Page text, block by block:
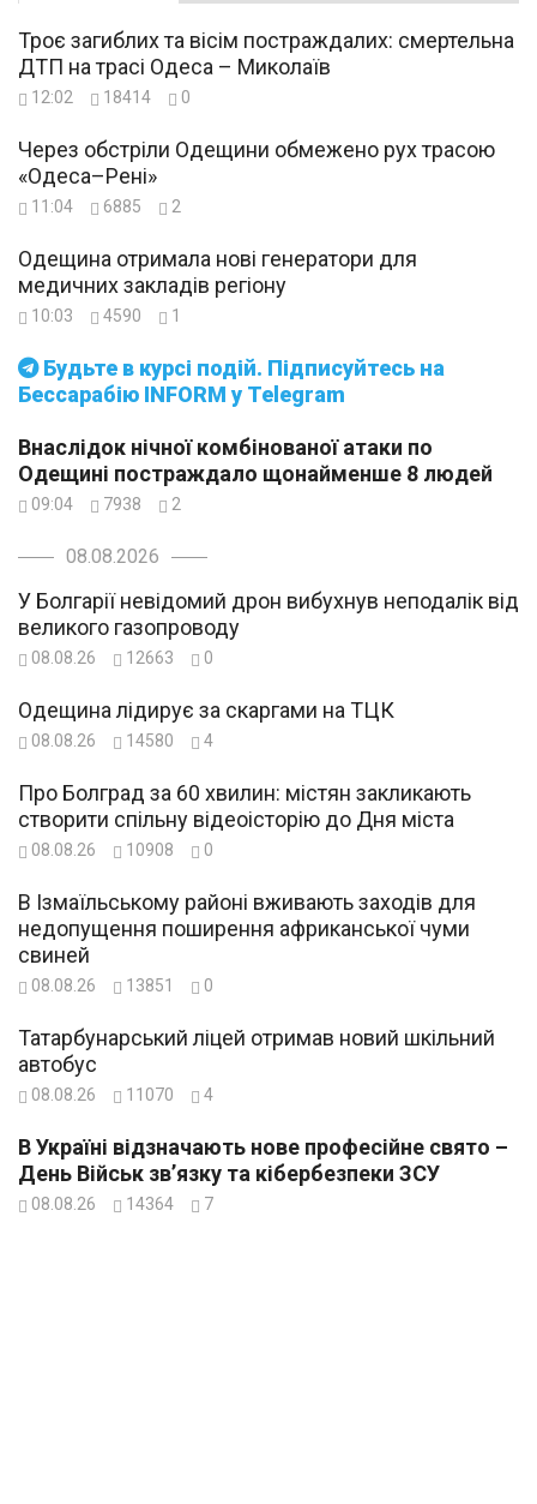
Будьте в курсі подій. Підписуйтесь на
Бессарабію INFORM у Telegram
Троє загиблих та вісім постраждалих: смертельна
ДТП на трасі Одеса – Миколаїв
12:02 18414 0
Через обстріли Одещини обмежено рух трасою
«Одеса–Рені»
11:04 6885 2
Одещина отримала нові генератори для
медичних закладів регіону
10:03 4590 1
Внаслідок нічної комбінованої атаки по
Одещині постраждало щонайменше 8 людей
09:04 7938 2
08.08.2026
У Болгарії невідомий дрон вибухнув неподалік від
великого газопроводу
08.08.26 12663 0
Одещина лідирує за скаргами на ТЦК
08.08.26 14580 4
Про Болград за 60 хвилин: містян закликають
створити спільну відеоісторію до Дня міста
08.08.26 10908 0
В Ізмаїльському районі вживають заходів для
недопущення поширення африканської чуми
свиней
08.08.26 13851 0
Татарбунарський ліцей отримав новий шкільний
автобус
08.08.26 11070 4
В Україні відзначають нове професійне свято –
День Військ зв’язку та кібербезпеки ЗСУ
08.08.26 14364 7